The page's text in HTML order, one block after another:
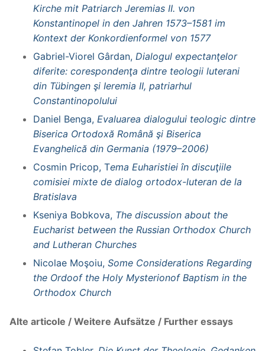
Kirche mit Patriarch Jeremias II. von
Konstantinopel in den Jahren 1573–1581 im
Kontext der Konkordienformel von 1577
Gabriel-Viorel Gârdan, Dialogul expectanţelor
diferite: corespondenţa dintre teologii luterani
din Tübingen şi Ieremia II, patriarhul
Constantinopolului
Daniel Benga, Evaluarea dialogului teologic dintre
Biserica Ortodoxă Română şi Biserica
Evanghelică din Germania (1979–2006)
Cosmin Pricop, Tema Euharistiei în discuţiile
comisiei mixte de dialog ortodox-luteran de la
Bratislava
Kseniya Bobkova, The discussion about the
Eucharist between the Russian Orthodox Church
and Lutheran Churches
Nicolae Moşoiu, Some Considerations Regarding
the Ordoof the Holy Mysterionof Baptism in the
Orthodox Church
Alte articole / Weitere Aufsätze / Further essays